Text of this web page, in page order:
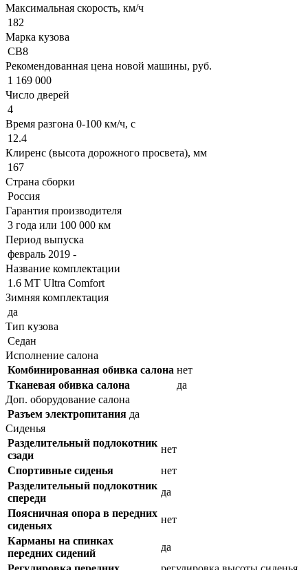
Максимальная скорость, км/ч
182
Марка кузова
CB8
Рекомендованная цена новой машины, руб.
1 169 000
Число дверей
4
Время разгона 0-100 км/ч, с
12.4
Клиренс (высота дорожного просвета), мм
167
Страна сборки
Россия
Гарантия производителя
3 года или 100 000 км
Период выпуска
февраль 2019 -
Название комплектации
1.6 MT Ultra Comfort
Зимняя комплектация
да
Тип кузова
Седан
Исполнение салона
Комбинированная обивка салона нет
Тканевая обивка салона
да
Доп. оборудование салона
Разъем электропитания да
Сиденья
Разделительный подлокотник
сзади
нет
Спортивные сиденья
нет
Разделительный подлокотник
спереди
да
Поясничная опора в передних
сиденьях
нет
Карманы на спинках
передних сидений
да